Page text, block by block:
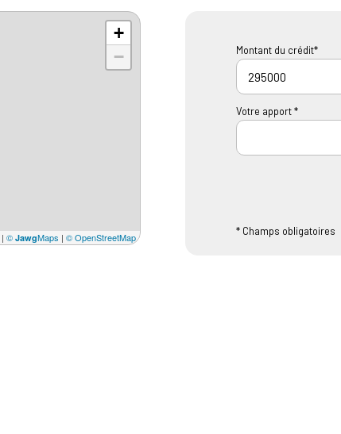
+
−
| © JawgMaps | © OpenStreetMap
Montant du crédit*
Votre apport *
* Champs obligatoires